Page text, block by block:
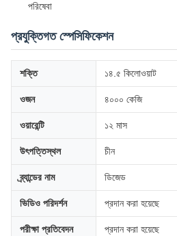
পরিষেবা
প্রযুক্তিগত স্পেসিফিকেশন
শক্তি ১৪.৫ কিলোওয়াট
ওজন ৪০০০ কেজি
ওয়ারেন্টি ১২ মাস
উৎপত্তিস্থল চীন
ব্র্যান্ডের নাম ডিজেড
ভিডিও পরিদর্শন প্রদান করা হয়েছে
পরীক্ষা প্রতিবেদন প্রদান করা হয়েছে